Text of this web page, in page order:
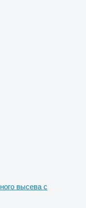
высева с